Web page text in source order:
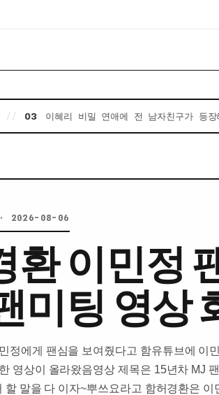
이혜리 비밀 연애에 전 남자친구가 등장해 논란
· 2026-08-06
환 이민정
미팅 영상
정에게 팬심을 보여줬다고 함유튜브에 이
영상이 올라왔음영상 제목은 15년차 MJ
할 말을 다 이자~뿌쓰요라고 함허경환은 이